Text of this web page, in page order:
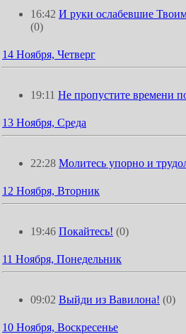
16:42 И руки ослабевшие
(0)
14 Ноября, Четверг
19:11 Не пропустите времени
13 Ноября, Среда
22:28 Молитесь упорно и
12 Ноября, Вторник
19:46 Покайтесь! (0)
11 Ноября, Понедельник
09:02 Выйди из Вавилона! (0)
10 Ноября, Воскресенье